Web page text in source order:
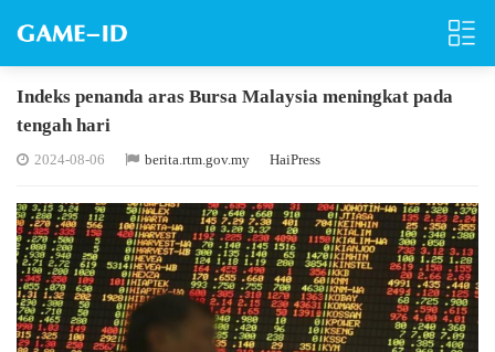
Indeks penanda aras Bursa Malaysia meningkat pada
tengah hari
2024-08-06 berita.rtm.gov.my HaiPress